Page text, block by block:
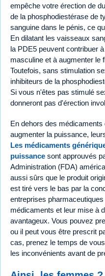
empêche votre érection de
de la phosphodiestérase de
sanguine dans le pénis, ce
En dilatant les vaisseaux
la PDE5 peuvent contribuer
masculine et à augmenter le
Toutefois, sans stimulation
inhibiteurs de la
Si vous n'êtes pas stimulé
donneront pas d'érection
En dehors des
augmenter la puissance,
Les médicaments
puissance sont approuvés
Administration (FDA)
aussi sûrs que le produit
est tiré vers le bas par la
entreprises
médicaments et leur mise à
avantageux. Vous pouvez
ou il peut vous être prescrit
cas, prenez le temps de
les inconvénients avant de